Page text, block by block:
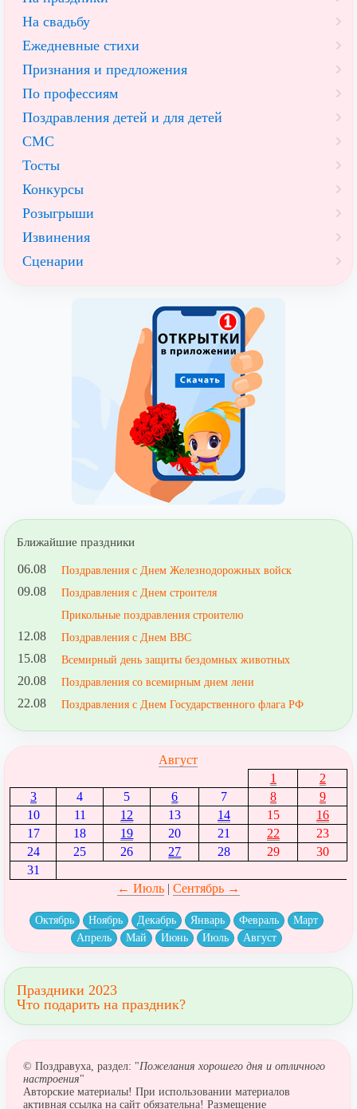
На свадьбу
Ежедневные стихи
Признания и предложения
По профессиям
Поздравления детей и для детей
СМС
Тосты
Конкурсы
Розыгрыши
Извинения
Сценарии
Ближайшие праздники
06.08 Поздравления с Днем Железнодорожных войск
09.08
Поздравления с Днем строителя
Прикольные поздравления строителю
12.08 Поздравления с Днем ВВС
15.08 Всемирный день защиты бездомных животных
20.08 Поздравления со всемирным днем лени
22.08 Поздравления с Днем Государственного флага РФ
Август
1
2
3
4 5 6 7 8
9
10
11 12 13 14 15
16
17
18 19 20 21 22
23
24
25 26 27 28 29
30
31
← Июль| Сентябрь →
Октябрь Ноябрь Декабрь Январь Февраль
Март
Апрель
Май Июнь Июль Август
Праздники 2023
Что подарить на праздник?
© Поздравуха, раздел: "Пожелания хорошего дня и отличного
настроения"
Авторские материалы! При использовании материалов
активная ссылка на сайт обязательна! Размещение